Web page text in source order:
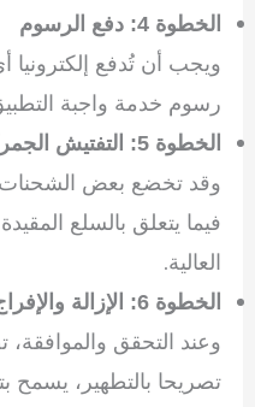
الخطوة 4: دفع الرسوم
ويجب أن تُدفع
رسوم خدمة واجبة
الخطوة 5: التفتيش الجمركي
وقد تخضع بعض الشحنات
فيما يتعلق بالسلع
العالية.
الخطوة 6: الإزالة والإفراج
وعند التحقق
تصريحا بالتطهير، يسمح